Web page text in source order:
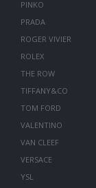
PINKO
PRADA
ROGER VIVIER
ROLEX
THE ROW
TIFFANY&CO
TOM FORD
VALENTINO
VAN CLEEF
VERSACE
YSL